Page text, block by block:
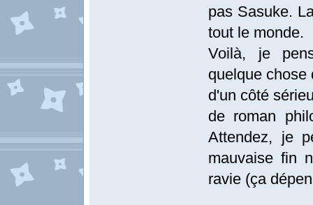
pas Sasuke.
tout le monde.
Voilà, je
quelque chose
d'un côté
de roman
Attendez, je
mauvaise fin
ravie (ça